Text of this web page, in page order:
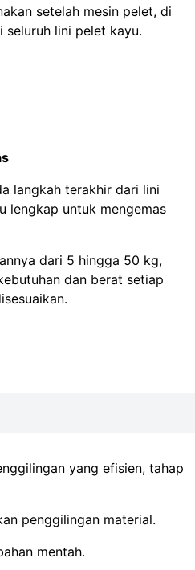
setelah mesin pelet, di
seluruh lini pelet kayu.
langkah terakhir dari lini
lengkap untuk mengemas
dari 5 hingga 50 kg,
dan berat setiap
yang efisien, tahap
penggilingan material.
mentah.